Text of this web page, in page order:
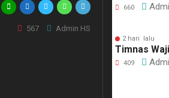
567 Admin HS
660
2 hari lalu
Timnas
409